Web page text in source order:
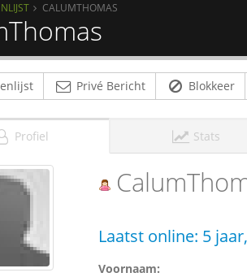
CALUMTHOMAS
Privé Bericht Blokkeer
Profiel Stats
Laatst online: 5
Voornaam: